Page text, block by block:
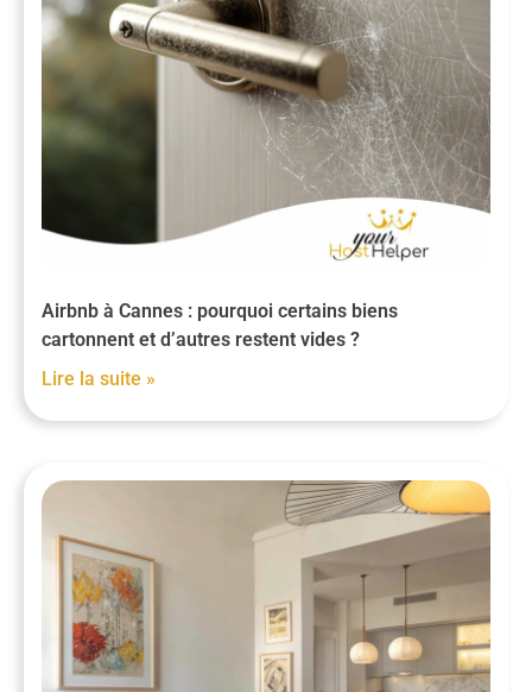
Airbnb à Cannes : pourquoi certains biens
cartonnent et d’autres restent vides ?
Lire la suite »